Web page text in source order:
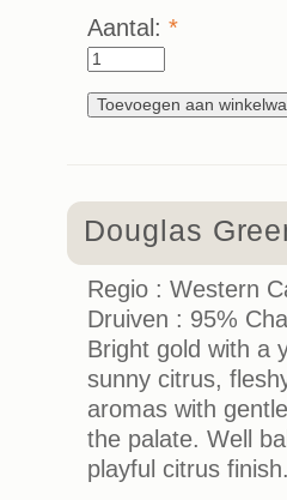
Aantal: *
Douglas
Regio : Western
Druiven : 95%
Bright gold with a
sunny citrus,
aromas with
the palate. Well
playful citrus finish.